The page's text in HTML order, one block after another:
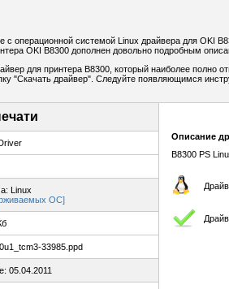
операционной системой Linux драйвера для OKI
OKI B8300 дополнен довольно подробным
для принтера B8300, который наиболее полно
"Скачать драйвер". Следуйте появляющимся
Linux
ОС]
33985.ppd
05.04.2011
Описание
B8300 PS